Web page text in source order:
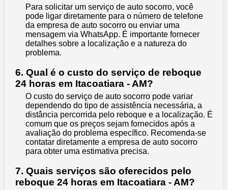
Para solicitar um serviço de auto socorro, você
pode ligar diretamente para o número de telefone
da empresa de auto socorro ou enviar uma
mensagem via WhatsApp. É importante fornecer
detalhes sobre a localização e a natureza do
problema.
6. Qual é o custo do serviço de reboque
24 horas em Itacoatiara - AM?
O custo do serviço de auto socorro pode variar
dependendo do tipo de assistência necessária, a
distância percorrida pelo reboque e a localização. É
comum que os preços sejam fornecidos após a
avaliação do problema específico. Recomenda-se
contatar diretamente a empresa de auto socorro
para obter uma estimativa precisa.
7. Quais serviços são oferecidos pelo
reboque 24 horas em Itacoatiara - AM?